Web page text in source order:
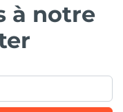
à notre